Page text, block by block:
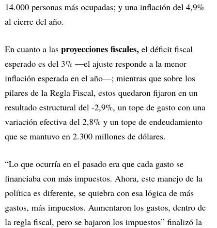
14.000 personas más ocupadas; y una inflación del 4,9%
al cierre del año.
En cuanto a las proyecciones fiscales, el déficit fiscal
esperado es del 3% —el ajuste responde a la menor
inflación esperada en el año—; mientras que sobre los
pilares de la Regla Fiscal, estos quedaron fijaron en un
resultado estructural del -2,9%, un tope de gasto con una
variación efectiva del 2,8% y un tope de endeudamiento
que se mantuvo en 2.300 millones de dólares.
“Lo que ocurría en el pasado era que cada gasto se
financiaba con más impuestos. Ahora, este manejo de la
política es diferente, se quiebra con esa lógica de más
gastos, más impuestos. Aumentaron los gastos, dentro de
la regla fiscal, pero se bajaron los impuestos” finalizó la